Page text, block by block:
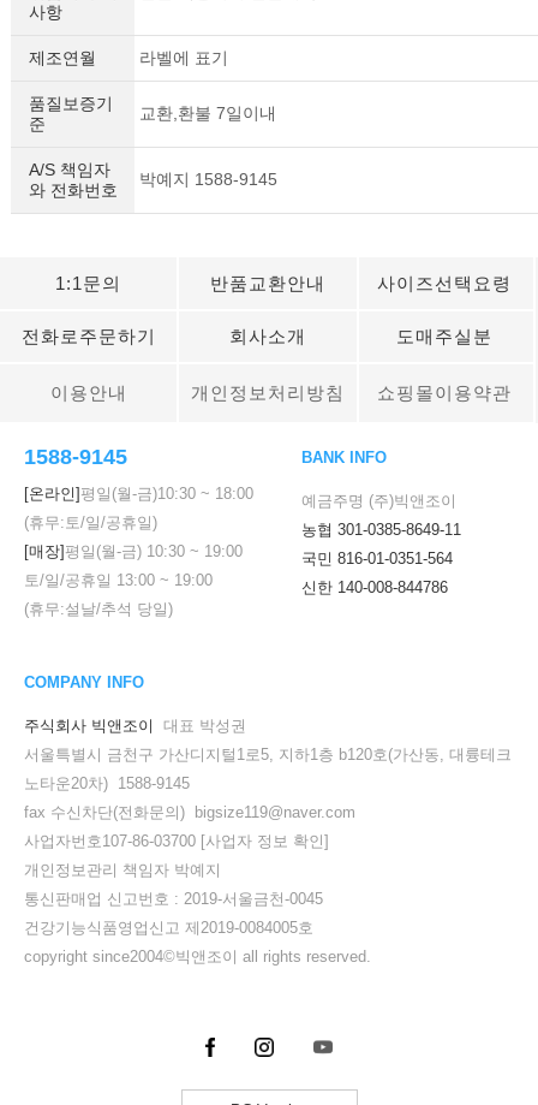
사항
제조연월 라벨에 표기
품질보증기
준
교환,환불 7일이내
A/S 책임자
와 전화번호
박예지 1588-9145
1:1문의 반품교환안내 사이즈선택요령
전화로주문하기 회사소개 도매주실분
이용안내 개인정보처리방침 쇼핑몰이용약관
1588-9145
[온라인] 평일(월-금)10:30 ~ 18:00
(휴무:토/일/공휴일)
[매장] 평일(월-금) 10:30 ~ 19:00
토/일/공휴일 13:00 ~ 19:00
(휴무:설날/추석 당일)
BANK INFO
예금주명 (주)빅앤조이
농협 301-0385-8649-11
국민 816-01-0351-564
신한 140-008-844786
COMPANY INFO
주식회사 빅앤조이
대표 박성권
서울특별시 금천구 가산디지털1로5, 지하1층 b120호(가산동, 대륭테크
노타운20차) 1588-9145
fax 수신차단(전화문의) bigsize119@naver.com
사업자번호107-86-03700 [사업자 정보 확인]
개인정보관리 책임자 박예지
통신판매업 신고번호 : 2019-서울금천-0045
건강기능식품영업신고 제2019-0084005호
copyright since2004©빅앤조이 all rights reserved.